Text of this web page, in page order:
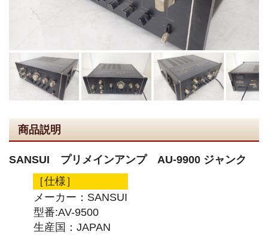
商品説明
SANSUI プリメインアンプ AU-9900 ジャンク
［仕様］
メーカー：SANSUI
型番:AV-9500
生産国：JAPAN